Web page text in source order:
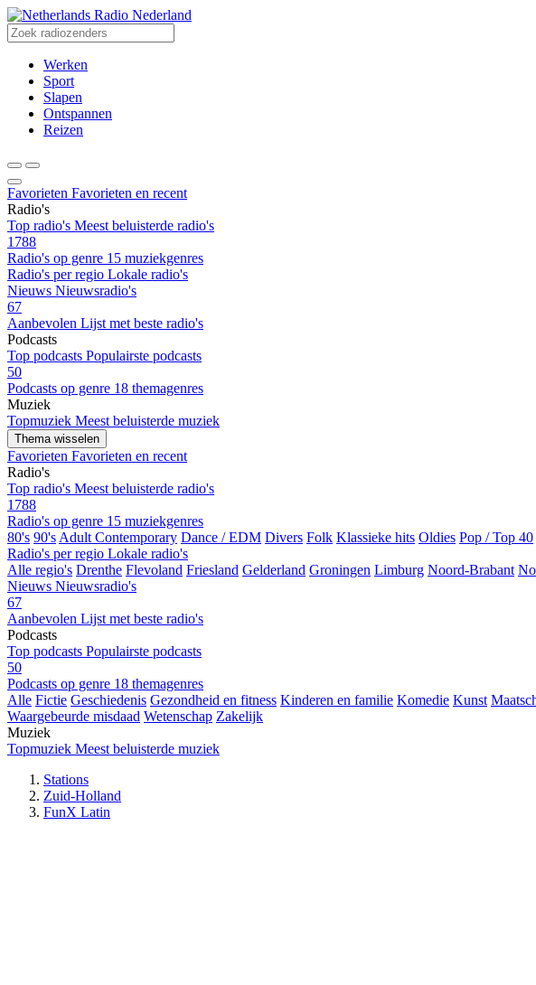
Radio Nederland
Werken
Sport
Slapen
Ontspannen
Reizen
Favorieten Favorieten en recent
Radio's
Top radio's Meest beluisterde radio's
1788
Radio's op genre 15 muziekgenres
Radio's per regio Lokale radio's
Nieuws Nieuwsradio's
67
Aanbevolen Lijst met beste radio's
Podcasts
Top podcasts Populairste podcasts
50
Podcasts op genre 18 themagenres
Muziek
Topmuziek Meest beluisterde muziek
Thema wisselen
Favorieten Favorieten en recent
Radio's
Top radio's Meest beluisterde radio's
1788
Radio's op genre 15 muziekgenres
80's 90's Adult Contemporary Dance / EDM Divers Folk Klassieke hits Oldies Pop / Top 40
Radio's per regio Lokale radio's
Alle regio's Drenthe Flevoland Friesland Gelderland Groningen Limburg Noord-Brabant
Nieuws Nieuwsradio's
67
Aanbevolen Lijst met beste radio's
Podcasts
Top podcasts Populairste podcasts
50
Podcasts op genre 18 themagenres
Alle Fictie Geschiedenis Gezondheid en fitness Kinderen en familie Komedie Kunst
Waargebeurde misdaad Wetenschap Zakelijk
Muziek
Topmuziek Meest beluisterde muziek
Stations
Zuid-Holland
FunX Latin